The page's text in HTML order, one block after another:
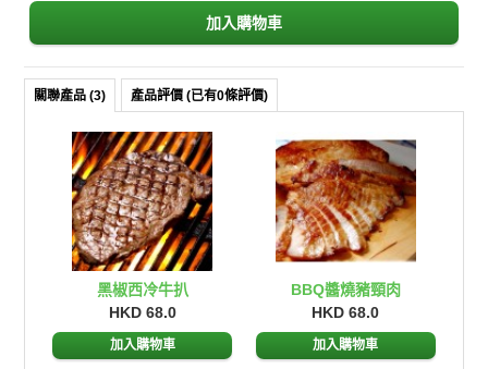
關聯產品 (3) 產品評價 (已有0條評價)
黑椒西冷牛扒
HKD 68.0
加入購物車
BBQ醬燒豬頸肉
HKD 68.0
加入購物車